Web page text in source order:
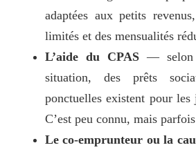
adaptées aux petits
limités et des mensualités
L’aide du CPAS — selon
situation, des prêts
ponctuelles existent pour les
C’est peu connu, mais
Le co-emprunteur ou la